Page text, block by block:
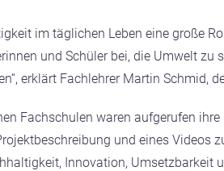
im täglichen Leben eine große
und Schüler bei, die Umwelt zu
erklärt Fachlehrer Martin Schmid,
Fachschulen waren aufgerufen ihre
und eines Videos
Innovation, Umsetzbarkeit